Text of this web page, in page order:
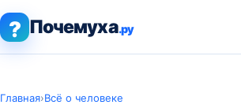
? Почемуха.ру
Главная›Всё о человеке